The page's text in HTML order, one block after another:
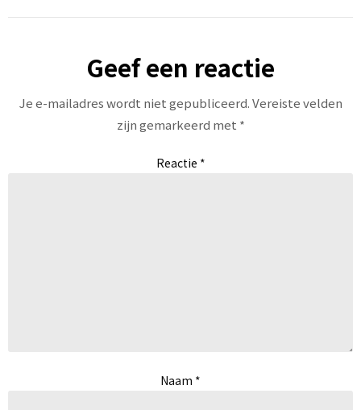
Geef een reactie
Je e-mailadres wordt niet gepubliceerd.Vereiste velden
zijn gemarkeerd met *
Reactie *
Naam *